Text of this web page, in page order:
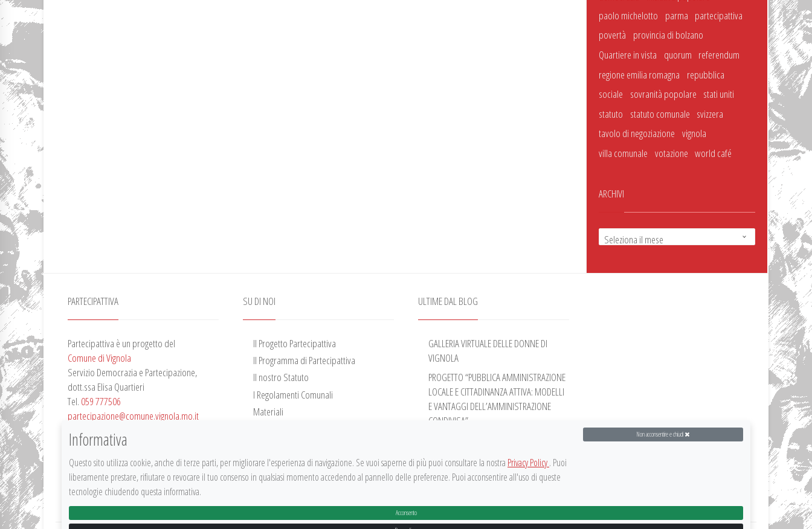
paolo michelotto parma partecipattiva
povertà provincia di bolzano
Quartiere in vista quorum referendum
regione emilia romagna repubblica
sociale sovranità popolare stati uniti
statuto statuto comunale svizzera
tavolo di negoziazione vignola
villa comunale votazione world café
ARCHIVI
Seleziona il mese
PARTECIPATTIVA
Partecipattiva è un progetto del
Comune di Vignola
Servizio Democrazia e Partecipazione,
dott.ssa Elisa Quartieri
Tel. 059 777506
partecipazione@comune.vignola.mo.it
Privacy Policy
SU DI NOI
Il Progetto Partecipattiva
Il Programma di Partecipattiva
Il nostro Statuto
I Regolamenti Comunali
Materiali
ULTIME DAL BLOG
GALLERIA VIRTUALE DELLE DONNE DI
VIGNOLA
PROGETTO “PUBBLICA AMMINISTRAZIONE
LOCALE E CITTADINANZA ATTIVA: MODELLI
E VANTAGGI DELL’AMMINISTRAZIONE
CONDIVISA”
ATTIVITÀ DEL TAVOLO DI NEGOZIAZIONE
Informativa
Questo sito utilizza cookie, anche di terze parti, per migliorare l'esperienza di navigazione. Se vuoi saperne di più puoi consultare la nostra Privacy Policy. Puoi
liberamente prestare, rifiutare o revocare il tuo consenso in qualsiasi momento accedendo al pannello delle preferenze. Puoi acconsentire all'uso di queste
tecnologie chiudendo questa informativa.
Non acconsentire e chiudi
Acconsento